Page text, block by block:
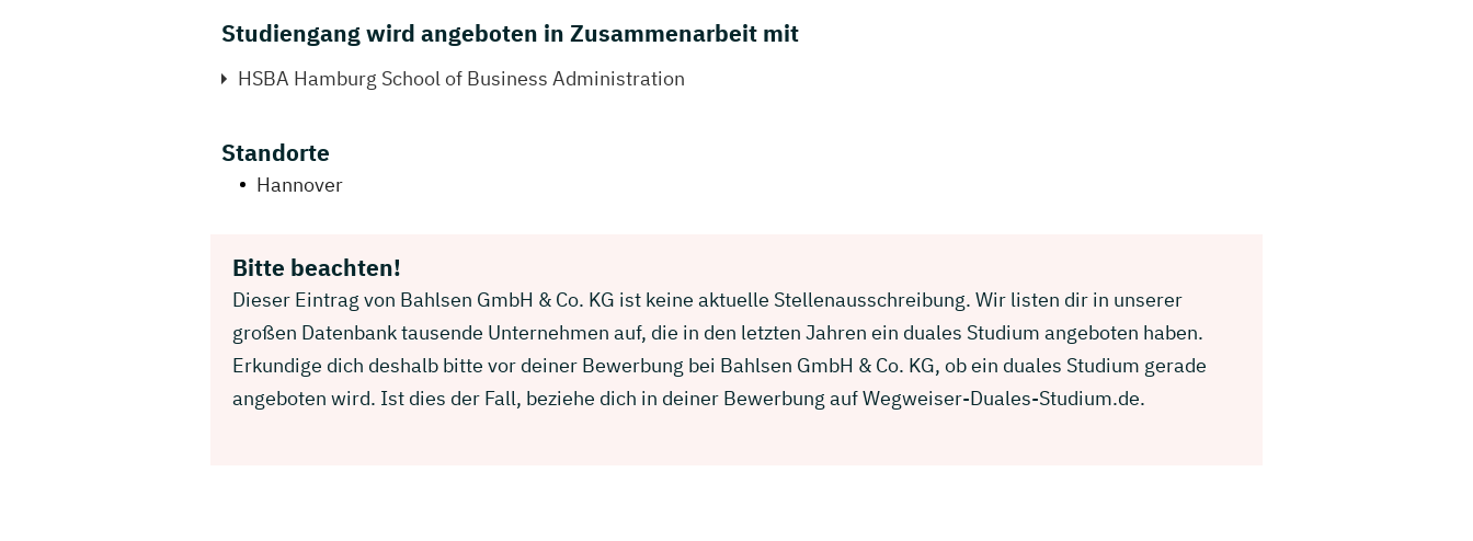
Studiengang wird angeboten in Zusammenarbeit mit
HSBA Hamburg School of Business Administration
Standorte
Hannover
Bitte beachten!
Dieser Eintrag von Bahlsen GmbH & Co. KG ist keine aktuelle Stellenausschreibung. Wir listen dir in unserer
großen Datenbank tausende Unternehmen auf, die in den letzten Jahren ein duales Studium angeboten haben.
Erkundige dich deshalb bitte vor deiner Bewerbung bei Bahlsen GmbH & Co. KG, ob ein duales Studium gerade
angeboten wird. Ist dies der Fall, beziehe dich in deiner Bewerbung auf Wegweiser-Duales-Studium.de.